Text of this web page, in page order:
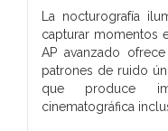
La nocturografía
capturar momentos
AP avanzado
patrones de ruido
que produce
cinematográfica